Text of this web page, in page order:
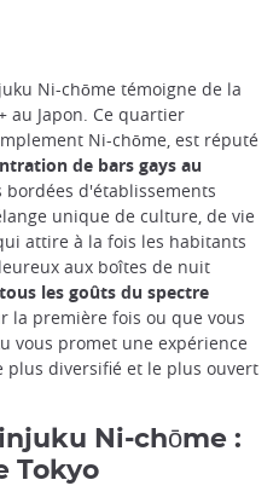
Ni-chōme témoigne de la
au Japon. Ce quartier
Ni-chōme, est réputé
de bars gays au
bordées d'établissements
unique de culture, de vie
attire à la fois les habitants
aux boîtes de nuit
les goûts du spectre
la première fois ou que vous
vous promet une expérience
diversifié et le plus ouvert
Ni-chōme :
Tokyo